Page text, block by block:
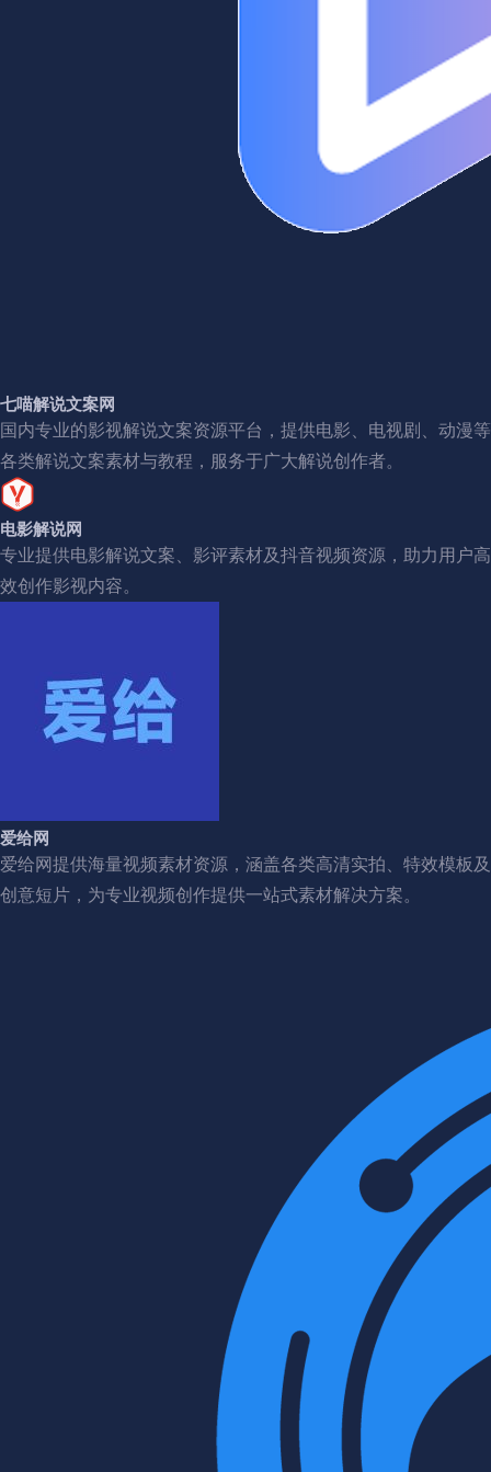
七喵解说文案网
国内专业的影视解说文案资源平台，提供电影、电视剧、动漫等
各类解说文案素材与教程，服务于广大解说创作者。
电影解说网
专业提供电影解说文案、影评素材及抖音视频资源，助力用户高
效创作影视内容。
爱给网
爱给网提供海量视频素材资源，涵盖各类高清实拍、特效模板及
创意短片，为专业视频创作提供一站式素材解决方案。